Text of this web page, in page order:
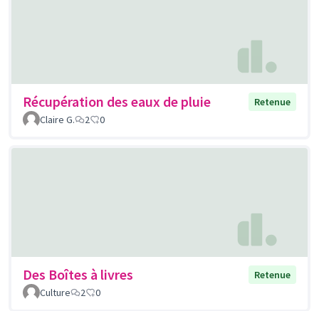
Récupération des eaux de pluie
Retenue
Claire G.
2 0
Des Boîtes à livres
Retenue
Culture
2 0